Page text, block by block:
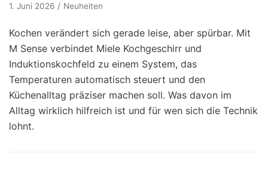
1. Juni 2026 Neuheiten
Kochen verändert sich gerade leise, aber spürbar. Mit
M Sense verbindet Miele Kochgeschirr und
Induktionskochfeld zu einem System, das
Temperaturen automatisch steuert und den
Küchenalltag präziser machen soll. Was davon im
Alltag wirklich hilfreich ist und für wen sich die Technik
lohnt.